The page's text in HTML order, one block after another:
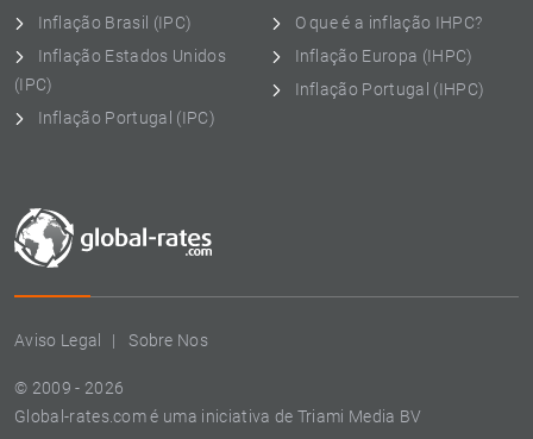
Aviso Legal Sobre Nos
© 2009 - 2026
Global-rates.com é uma iniciativa de Triami Media BV
Inflação Brasil (IPC)
Inflação Estados Unidos
(IPC)
Inflação Portugal (IPC)
O que é a inflação IHPC?
Inflação Europa (IHPC)
Inflação Portugal (IHPC)